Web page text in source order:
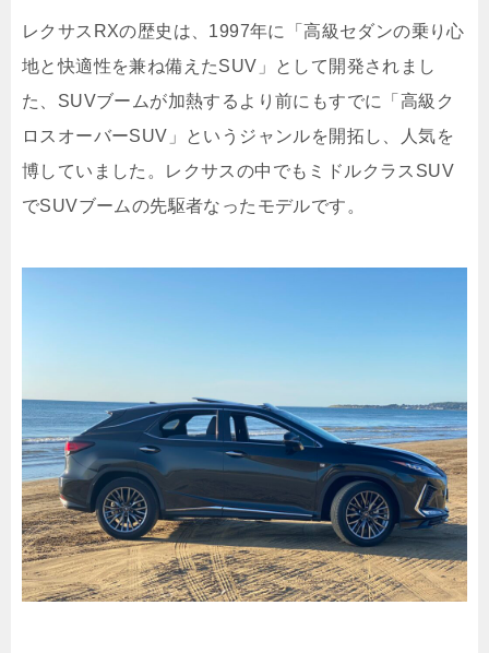
レクサスRXの歴史は、1997年に「高級セダンの乗り心
地と快適性を兼ね備えたSUV」として開発されまし
た、SUVブームが加熱するより前にもすでに「高級ク
ロスオーバーSUV」というジャンルを開拓し、人気を
博していました。レクサスの中でもミドルクラスSUV
でSUVブームの先駆者なったモデルです。